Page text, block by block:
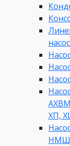
ХП,